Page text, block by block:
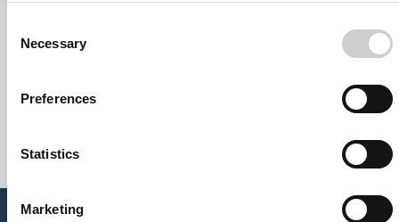
Selection
Necessary
Preferences
Statistics
Marketing
I agree to allow Mentice to store and process my personal
data. See our
for details or to opt-out at any